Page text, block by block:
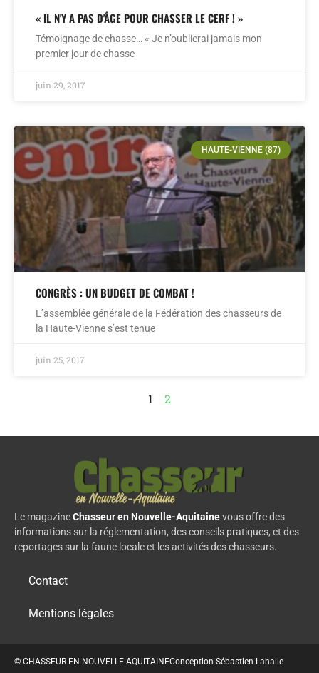
« IL N'Y A PAS D'ÂGE POUR CHASSER LE CERF ! »
Témoignage de chasse… « Je n’oublierai jamais mon
premier jour de chasse
juin 29, 2017
HAUTE-VIENNE (87)
CONGRÈS : UN BUDGET DE COMBAT !
L’assemblée générale de la Fédération des chasseurs de
la Haute-Vienne s’est tenue
juin 25, 2017
1 2
Le magazineChasseur en Nouvelle-Aquitainevous offre des
informations sur la réglementation, des conseils pratiques, et des
reportages sur la faune locale et les activités des chasseurs.
Contact
Mentions légales
© CHASSEUR EN NOUVELLE-AQUITAINEConception Sébastien Lahalle